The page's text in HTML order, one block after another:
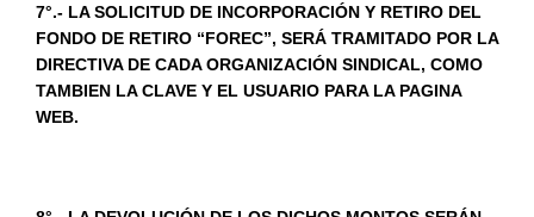
7°.- LA SOLICITUD DE INCORPORACIÓN Y RETIRO DEL
FONDO DE RETIRO “FOREC”, SERÁ TRAMITADO POR LA
DIRECTIVA DE CADA ORGANIZACIÓN SINDICAL, COMO
TAMBIEN LA CLAVE Y EL USUARIO PARA LA PAGINA
WEB.